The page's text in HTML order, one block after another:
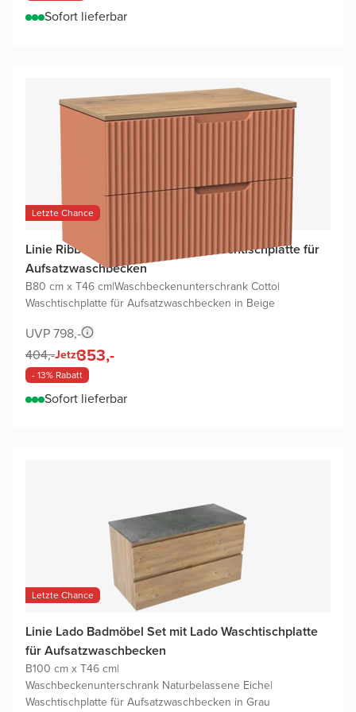
Sofort lieferbar
Letzte Chance
Linie Ribbo Badmöbel mit Lado Waschtischplatte für
Aufsatzwaschbecken
B80 cm x T46 cm|Waschbeckenunterschrank Cotto|
Waschtischplatte für Aufsatzwaschbecken in Beige
UVP 798,-
404,-Jetzt353,-
- 13% Rabatt
Sofort lieferbar
Letzte Chance
Linie Lado Badmöbel Set mit Lado Waschtischplatte
für Aufsatzwaschbecken
B100 cm x T46 cm|
Waschbeckenunterschrank Naturbelassene Eiche|
Waschtischplatte für Aufsatzwaschbecken in Grau